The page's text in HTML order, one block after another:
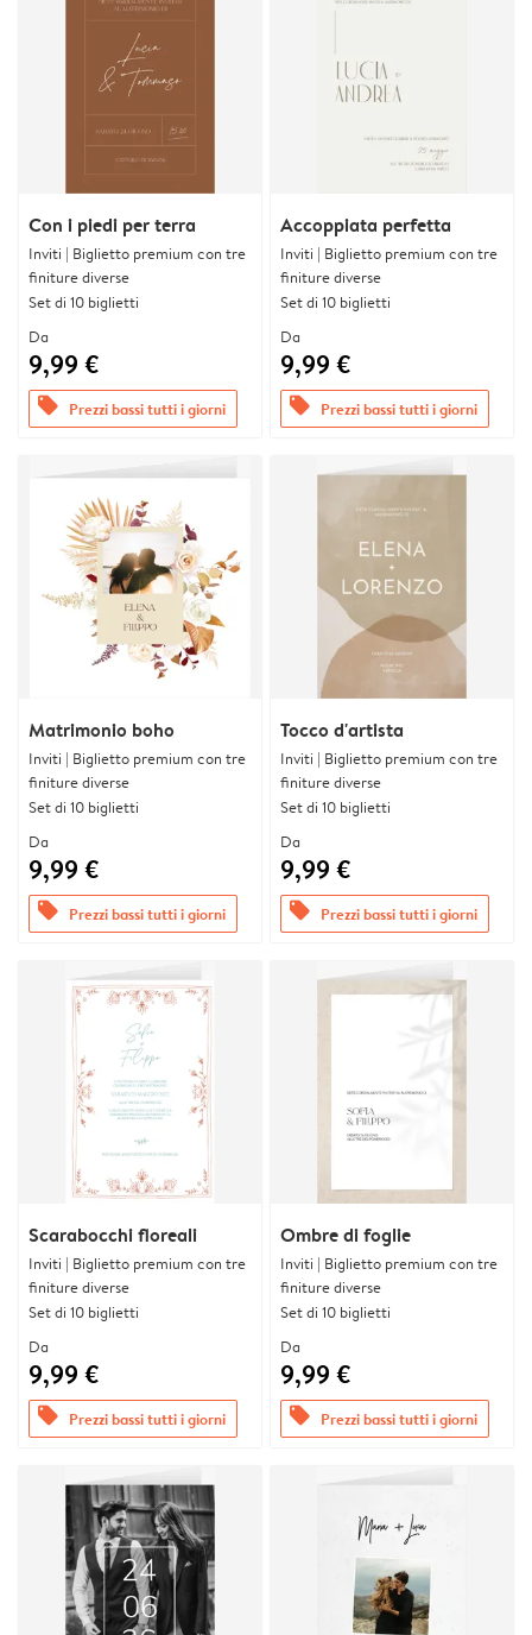
Con i piedi per terra
Inviti | Biglietto premium con tre
finiture diverse
Set di 10 biglietti
Da
9,99 €
offers Prezzi bassi tutti i giorni
Accoppiata perfetta
Inviti | Biglietto premium con tre
finiture diverse
Set di 10 biglietti
Da
9,99 €
offers Prezzi bassi tutti i giorni
Matrimonio boho
Inviti | Biglietto premium con tre
finiture diverse
Set di 10 biglietti
Da
9,99 €
offers Prezzi bassi tutti i giorni
Tocco d'artista
Inviti | Biglietto premium con tre
finiture diverse
Set di 10 biglietti
Da
9,99 €
offers Prezzi bassi tutti i giorni
Scarabocchi floreali
Inviti | Biglietto premium con tre
finiture diverse
Set di 10 biglietti
Da
9,99 €
offers Prezzi bassi tutti i giorni
Ombre di foglie
Inviti | Biglietto premium con tre
finiture diverse
Set di 10 biglietti
Da
9,99 €
offers Prezzi bassi tutti i giorni